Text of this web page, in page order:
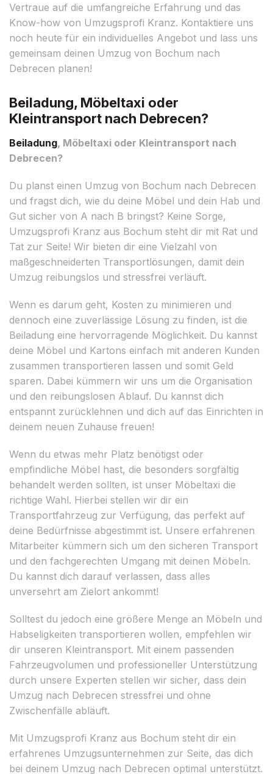
Vertraue auf die umfangreiche Erfahrung und das
Know-how von Umzugsprofi Kranz. Kontaktiere uns
noch heute für ein individuelles Angebot und lass uns
gemeinsam deinen Umzug von Bochum nach
Debrecen planen!
Beiladung, Möbeltaxi oder
Kleintransport nach Debrecen?
Beiladung, Möbeltaxi oder Kleintransport nach
Debrecen?
Du planst einen Umzug von Bochum nach Debrecen
und fragst dich, wie du deine Möbel und dein Hab und
Gut sicher von A nach B bringst? Keine Sorge,
Umzugsprofi Kranz aus Bochum steht dir mit Rat und
Tat zur Seite! Wir bieten dir eine Vielzahl von
maßgeschneiderten Transportlösungen, damit dein
Umzug reibungslos und stressfrei verläuft.
Wenn es darum geht, Kosten zu minimieren und
dennoch eine zuverlässige Lösung zu finden, ist die
Beiladung eine hervorragende Möglichkeit. Du kannst
deine Möbel und Kartons einfach mit anderen Kunden
zusammen transportieren lassen und somit Geld
sparen. Dabei kümmern wir uns um die Organisation
und den reibungslosen Ablauf. Du kannst dich
entspannt zurücklehnen und dich auf das Einrichten in
deinem neuen Zuhause freuen!
Wenn du etwas mehr Platz benötigst oder
empfindliche Möbel hast, die besonders sorgfältig
behandelt werden sollten, ist unser Möbeltaxi die
richtige Wahl. Hierbei stellen wir dir ein
Transportfahrzeug zur Verfügung, das perfekt auf
deine Bedürfnisse abgestimmt ist. Unsere erfahrenen
Mitarbeiter kümmern sich um den sicheren Transport
und den fachgerechten Umgang mit deinen Möbeln.
Du kannst dich darauf verlassen, dass alles
unversehrt am Zielort ankommt!
Solltest du jedoch eine größere Menge an Möbeln und
Habseligkeiten transportieren wollen, empfehlen wir
dir unseren Kleintransport. Mit einem passenden
Fahrzeugvolumen und professioneller Unterstützung
durch unsere Experten stellen wir sicher, dass dein
Umzug nach Debrecen stressfrei und ohne
Zwischenfälle abläuft.
Mit Umzugsprofi Kranz aus Bochum steht dir ein
erfahrenes Umzugsunternehmen zur Seite, das dich
bei deinem Umzug nach Debrecen optimal unterstützt.